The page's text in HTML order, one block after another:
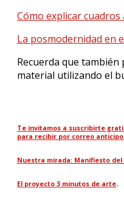
Cómo explicar
La posmodernidad en
Recuerda que
material utilizando el
Te invitamos a suscribirte
para recibir por correo
Nuestra mirada: Manifiesto
El proyecto 3 minutos de arte.